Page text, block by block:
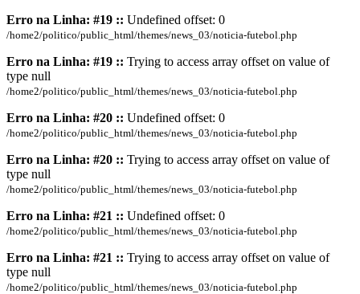
Erro na Linha: #19 :: Undefined offset: 0
/home2/politico/public_html/themes/news_03/noticia-futebol.php
Erro na Linha: #19 :: Trying to access array offset on value of
type null
/home2/politico/public_html/themes/news_03/noticia-futebol.php
Erro na Linha: #20 :: Undefined offset: 0
/home2/politico/public_html/themes/news_03/noticia-futebol.php
Erro na Linha: #20 :: Trying to access array offset on value of
type null
/home2/politico/public_html/themes/news_03/noticia-futebol.php
Erro na Linha: #21 :: Undefined offset: 0
/home2/politico/public_html/themes/news_03/noticia-futebol.php
Erro na Linha: #21 :: Trying to access array offset on value of
type null
/home2/politico/public_html/themes/news_03/noticia-futebol.php